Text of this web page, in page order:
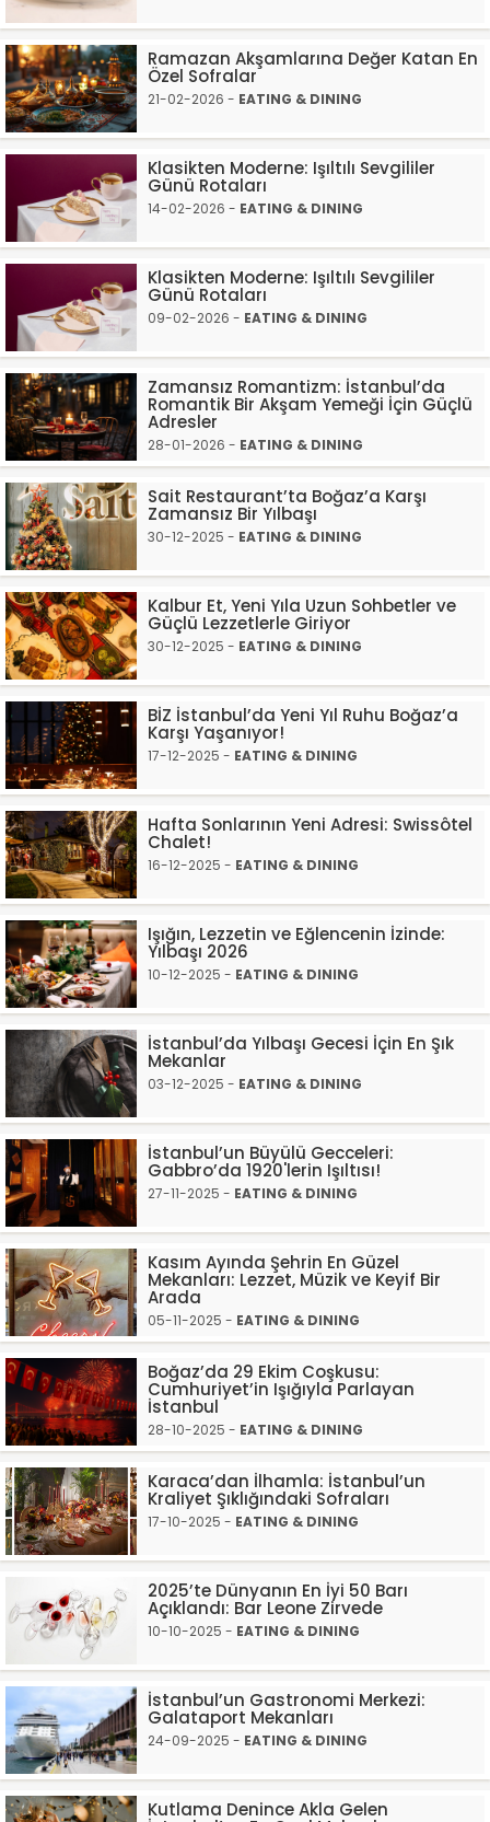
Ramazan Akşamlarına Değer Katan En
Özel Sofralar
21-02-2026 - EATING & DINING
Klasikten Moderne: Işıltılı Sevgililer
Günü Rotaları
14-02-2026 - EATING & DINING
Klasikten Moderne: Işıltılı Sevgililer
Günü Rotaları
09-02-2026 - EATING & DINING
Zamansız Romantizm: İstanbul’da
Romantik Bir Akşam Yemeği İçin Güçlü
Adresler
28-01-2026 - EATING & DINING
Sait Restaurant’ta Boğaz’a Karşı
Zamansız Bir Yılbaşı
30-12-2025 - EATING & DINING
Kalbur Et, Yeni Yıla Uzun Sohbetler ve
Güçlü Lezzetlerle Giriyor
30-12-2025 - EATING & DINING
BİZ İstanbul’da Yeni Yıl Ruhu Boğaz’a
Karşı Yaşanıyor!
17-12-2025 - EATING & DINING
Hafta Sonlarının Yeni Adresi: Swissôtel
Chalet!
16-12-2025 - EATING & DINING
Işığın, Lezzetin ve Eğlencenin İzinde:
Yılbaşı 2026
10-12-2025 - EATING & DINING
İstanbul’da Yılbaşı Gecesi İçin En Şık
Mekanlar
03-12-2025 - EATING & DINING
İstanbul’un Büyülü Gecceleri:
Gabbro’da 1920'lerin Işıltısı!
27-11-2025 - EATING & DINING
Kasım Ayında Şehrin En Güzel
Mekanları: Lezzet, Müzik ve Keyif Bir
Arada
05-11-2025 - EATING & DINING
Boğaz’da 29 Ekim Coşkusu:
Cumhuriyet’in Işığıyla Parlayan
İstanbul
28-10-2025 - EATING & DINING
Karaca’dan İlhamla: İstanbul’un
Kraliyet Şıklığındaki Sofraları
17-10-2025 - EATING & DINING
2025’te Dünyanın En İyi 50 Barı
Açıklandı: Bar Leone Zirvede
10-10-2025 - EATING & DINING
İstanbul’un Gastronomi Merkezi:
Galataport Mekanları
24-09-2025 - EATING & DINING
Kutlama Denince Akla Gelen